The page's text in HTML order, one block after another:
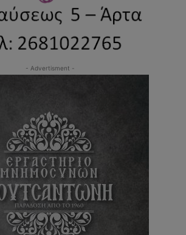
- Advertisment -